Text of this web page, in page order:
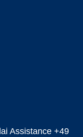
Assistance +49